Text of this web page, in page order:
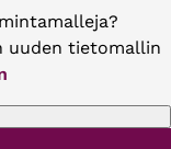
uuden tietomallin